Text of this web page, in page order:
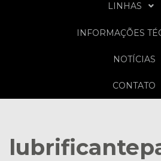
LINHAS
INFORMAÇÕES
NOTÍCIAS
CONTATO